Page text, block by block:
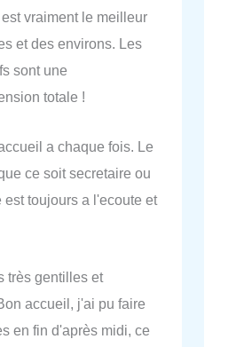
vraiment le meilleur
et des environs. Les
sont une
totale !
a chaque fois. Le
ce soit secretaire ou
est toujours a l'ecoute et
très gentilles et
accueil, j'ai pu faire
en fin d'après midi, ce